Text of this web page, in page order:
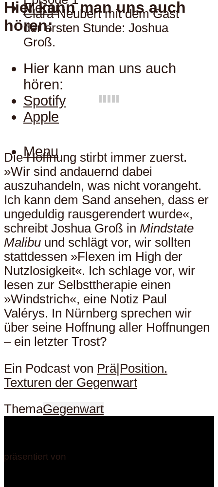
Menu
Hier kann man uns auch
hören:
Hier kann man uns auch
hören:
Spotify
Apple
Menu
Clara Neubert mit dem Gast
der ersten Stunde: Joshua
Groß.
Die Hoffnung stirbt immer zuerst.
»Wir sind andauernd dabei
auszuhandeln, was nicht vorangeht.
Ich kann dem Sand ansehen, dass er
ungeduldig rausgerendert wurde«,
schreibt Joshua Groß in Mindstate
Malibu und schlägt vor, wir sollten
stattdessen »Flexen im High der
Nutzlosigkeit«. Ich schlage vor, wir
lesen zur Selbsttherapie einen
»Windstrich«, eine Notiz Paul
Valérys. In Nürnberg sprechen wir
über seine Hoffnung aller Hoffnungen
– ein letzter Trost?
Ein Podcast von Prä|Position.
Texturen der Gegenwart
ThemaGegenwart
präsentiert von